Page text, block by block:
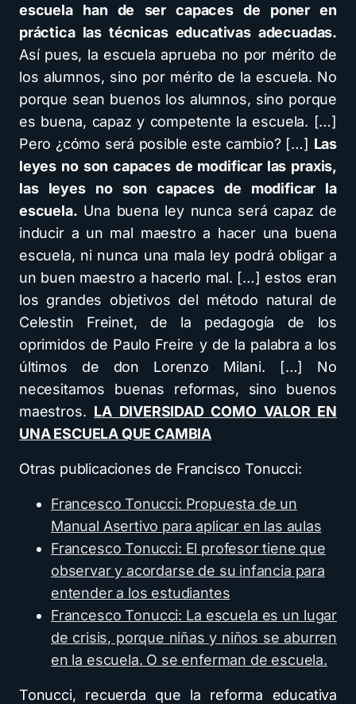
escuela han de ser capaces de poner en
práctica las técnicas educativas adecuadas.
Así pues, la escuela aprueba no por mérito de
los alumnos, sino por mérito de la escuela. No
porque sean buenos los alumnos, sino porque
es buena, capaz y competente la escuela. […]
Pero ¿cómo será posible este cambio? […] Las
leyes no son capaces de modificar las praxis,
las leyes no son capaces de modificar la
escuela. Una buena ley nunca será capaz de
inducir a un mal maestro a hacer una buena
escuela, ni nunca una mala ley podrá obligar a
un buen maestro a hacerlo mal. […] estos eran
los grandes objetivos del método natural de
Celestin Freinet, de la pedagogía de los
oprimidos de Paulo Freire y de la palabra a los
últimos de don Lorenzo Milani. […] No
necesitamos buenas reformas, sino buenos
maestros. LA DIVERSIDAD COMO VALOR EN
UNA ESCUELA QUE CAMBIA
Otras publicaciones de Francisco Tonucci:
Francesco Tonucci: Propuesta de un
Manual Asertivo para aplicar en las aulas
Francesco Tonucci: El profesor tiene que
observar y acordarse de su infancia para
entender a los estudiantes
Francesco Tonucci: La escuela es un lugar
de crisis, porque niñas y niños se aburren
en la escuela. O se enferman de escuela.
Tonucci, recuerda que la reforma educativa